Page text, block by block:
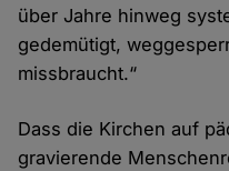
über Jahre hinweg
gedemütigt,
missbraucht.“
Dass die Kirchen auf
gravierende